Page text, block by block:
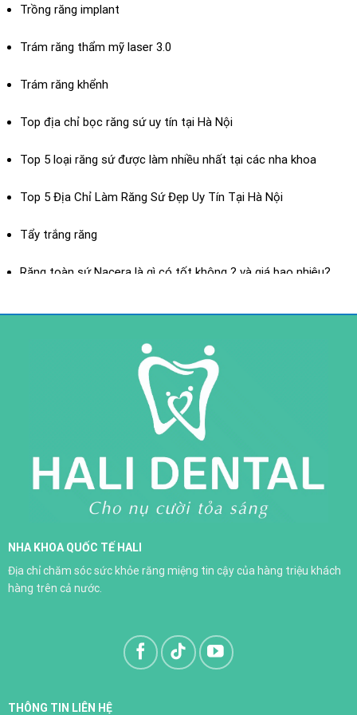
Dán sứ Veneer
Trồng răng implant
XEM THÊM
Trồng răng implant
Trám răng thẩm mỹ laser 3.0
Trám răng khểnh
Top địa chỉ bọc răng sứ uy tín tại Hà Nội
Top 5 loại răng sứ được làm nhiều nhất tại các nha khoa
Top 5 Địa Chỉ Làm Răng Sứ Đẹp Uy Tín Tại Hà Nội
Tẩy trắng răng
Răng toàn sứ Nacera là gì có tốt không ? và giá bao nhiêu?
Răng sứ toàn sứ H-Saphir
NHA KHOA QUỐC TẾ HALI
Địa chỉ chăm sóc sức khỏe răng miệng tin cậy của hàng triệu khách
hàng trên cả nước.
THÔNG TIN LIÊN HỆ